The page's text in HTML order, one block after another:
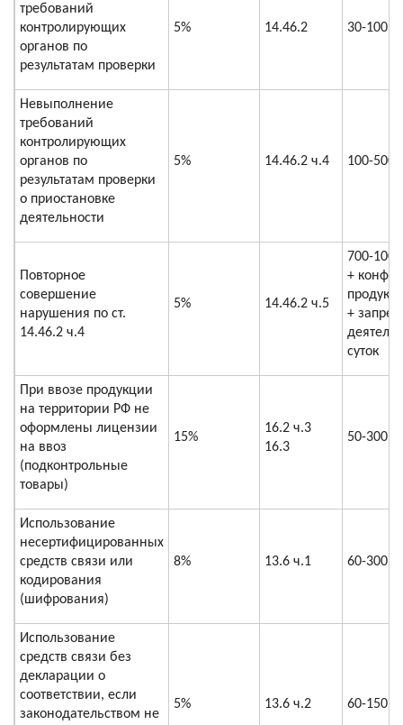
требований
контролирующих
органов по
результатам проверки
5% 14.46.2 30-100
Невыполнение
требований
контролирующих
органов по
результатам проверки
о приостановке
деятельности
5% 14.46.2 ч.4 100-500
Повторное
совершение
нарушения по ст.
14.46.2 ч.4
5% 14.46.2 ч.5
700-1000
+
+ запрет
суток
При ввозе продукции
на территории РФ не
оформлены лицензии
на ввоз
(подконтрольные
товары)
15%
16.2 ч.3
16.3
50-300
Использование
несертифицированных
средств связи или
кодирования
(шифрования)
8% 13.6 ч.1 60-300
Использование
средств связи без
декларации о
соответствии, если
законодательством не
5% 13.6 ч.2 60-150